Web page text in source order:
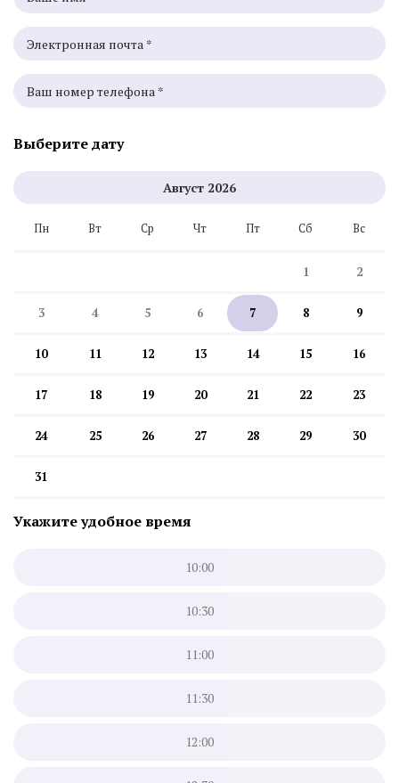
Выберите дату
Август 2026
Пн Вт Ср Чт Пт Сб Вс
1 2
3 4 5 6 7 8 9
10 11 12 13 14 15 16
17 18 19 20 21 22 23
24 25 26 27 28 29 30
31
Укажите удобное время
10:00
10:30
11:00
11:30
12:00